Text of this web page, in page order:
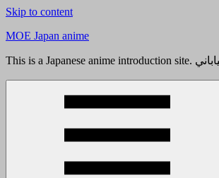
Skip to content
MOE Japan anime